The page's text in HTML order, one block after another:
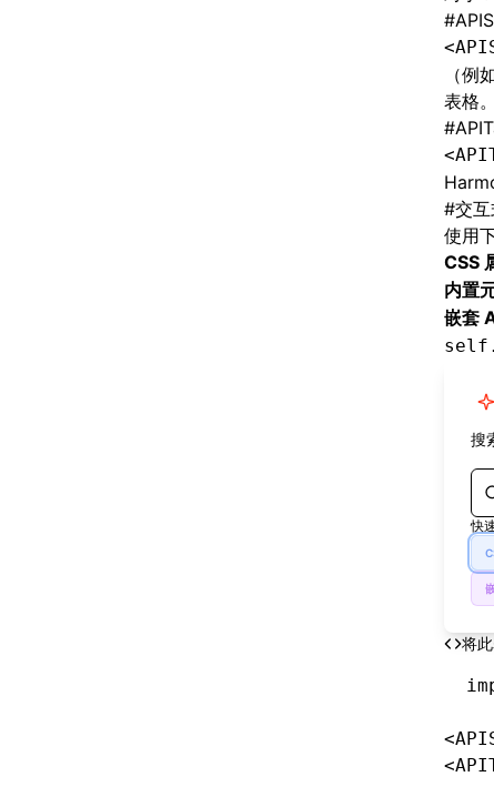
#
（例
表格。
#
#交
使用
CSS
内置
嵌套
搜
快
将